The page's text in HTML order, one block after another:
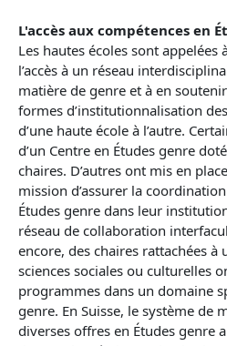
L'accès aux compétences en
Les hautes écoles sont appelées
l’accès à un réseau
matière de genre et à en
formes d’institutionnalisation
d’une haute école à l’autre.
d’un Centre en Études genre
chaires. D’autres ont mis en
mission d’assurer la
Études genre dans leur
réseau de collaboration
encore, des chaires rattachées à
sciences sociales ou culturelles
programmes dans un domaine
genre. En Suisse, le système de
diverses offres en Études genre